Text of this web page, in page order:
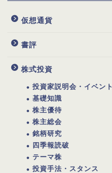
仮想通貨
書評
株式投資
投資家説明会・イベント
基礎知識
株主優待
株主総会
銘柄研究
四季報読破
テーマ株
投資手法・スタンス